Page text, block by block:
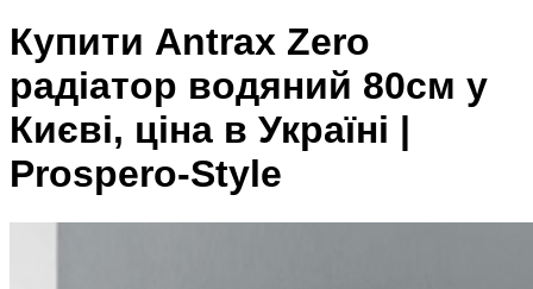
Купити Antrax Zero
радіатор водяний 80см у
Києві, ціна в Україні |
Prospero-Style